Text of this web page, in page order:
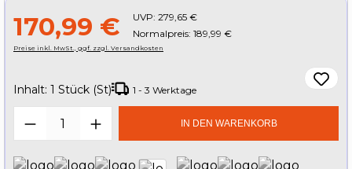
170,99 € UVP: 279,65 €
Normalpreis: 189,99 €
Preise inkl. MwSt., ggf. zzgl. Versandkosten
Inhalt: 1 Stück (St) 1 - 3 Werktage
Produkt Anzahl: Gib denIN DEN WARENKORB